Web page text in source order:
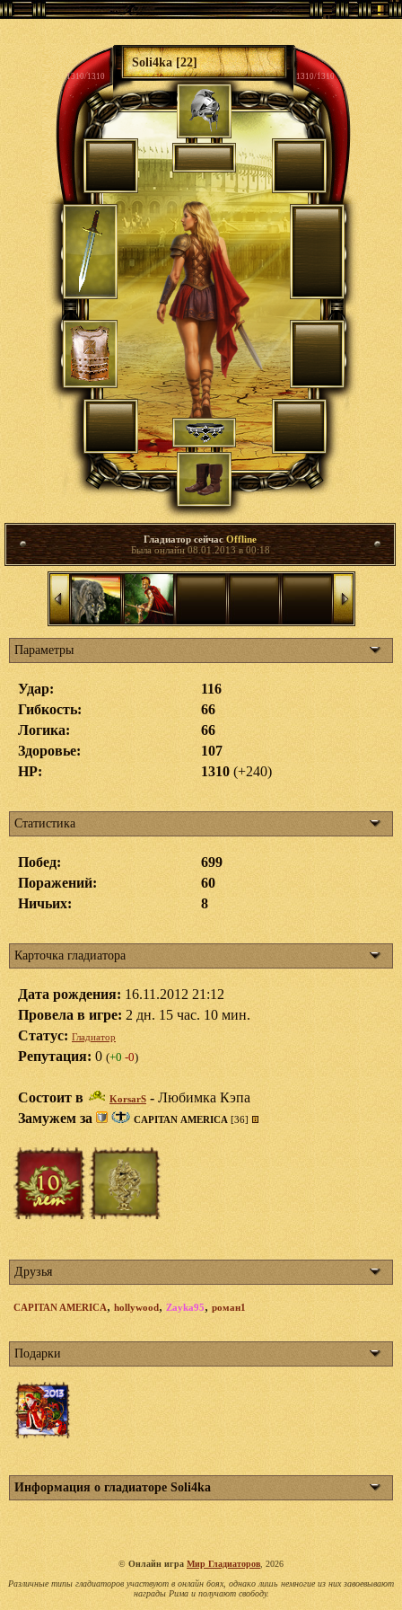
Soli4ka [22]
1310/1310 1310/1310
Гладиатор сейчасOffline
Была онлайн 08.01.2013 в 00:18
Параметры
Удар:
116
Гибкость:
66
Логика:
66
Здоровье:
107
HP:
1310 (+240)
Статистика
Побед:
699
Поражений:
60
Ничьих:
8
Карточка гладиатора
Дата рождения: 16.11.2012 21:12
Провела в игре: 2 дн. 15 час. 10 мин.
Статус: Гладиатор
Репутация: 0 (+0 -0)
Состоит в KorsarS - Любимка Кэпа
Замужем за
CAPITAN AMERICA [36]
Друзья
CAPITAN AMERICA, hollywood, Zayka95, роман1
Подарки
Информация о гладиаторе Soli4ka
© Онлайн игра Мир Гладиаторов , 2026
Различные типы гладиаторов участвуют в онлайн боях, однако лишь немногие из них завоевывают
награды Рима и получают свободу.